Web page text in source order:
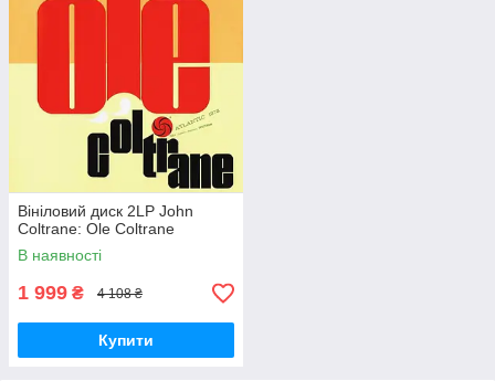
Вініловий диск 2LP John
Coltrane: Ole Coltrane
В наявності
1 999 ₴ 4 108 ₴
Купити